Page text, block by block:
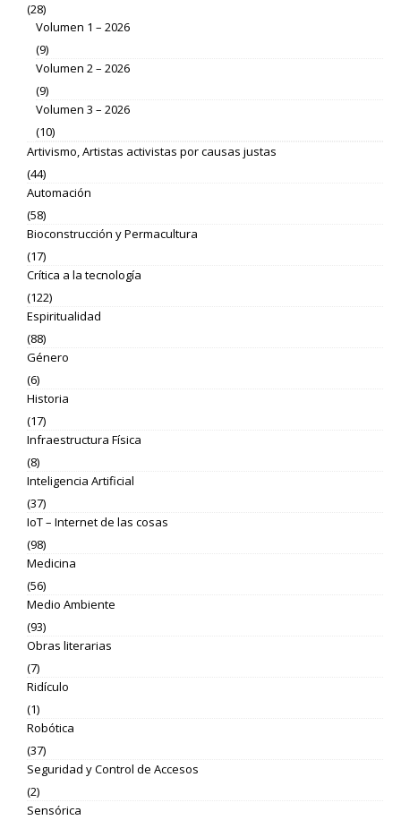
(28)
Volumen 1 – 2026
(9)
Volumen 2 – 2026
(9)
Volumen 3 – 2026
(10)
Artivismo, Artistas activistas por causas justas
(44)
Automación
(58)
Bioconstrucción y Permacultura
(17)
Crítica a la tecnología
(122)
Espiritualidad
(88)
Género
(6)
Historia
(17)
Infraestructura Física
(8)
Inteligencia Artificial
(37)
IoT – Internet de las cosas
(98)
Medicina
(56)
Medio Ambiente
(93)
Obras literarias
(7)
Ridículo
(1)
Robótica
(37)
Seguridad y Control de Accesos
(2)
Sensórica